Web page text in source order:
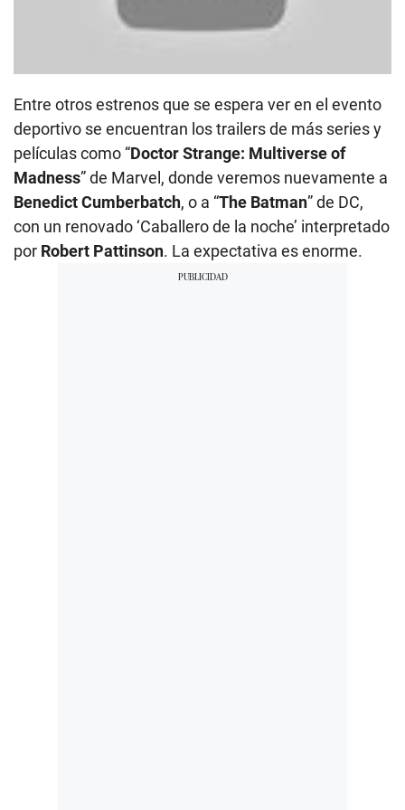
Entre otros estrenos que se espera ver en el evento
deportivo se encuentran los trailers de más series y
películas como “Doctor Strange: Multiverse of
Madness” de Marvel, donde veremos nuevamente a
Benedict Cumberbatch, o a “The Batman” de DC,
con un renovado ‘Caballero de la noche’ interpretado
por Robert Pattinson. La expectativa es enorme.